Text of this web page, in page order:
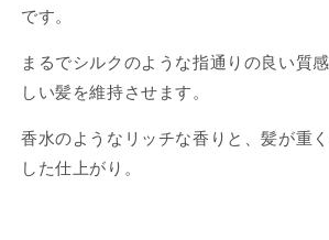
です。
まるでシルクのような指通りの良い質
しい髪を維持させます。
香水のようなリッチな香りと、髪が重
した仕上がり。